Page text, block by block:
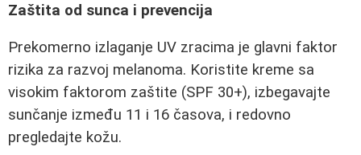
Zaštita od sunca i prevencija
Prekomerno izlaganje UV zracima je glavni faktor
rizika za razvoj melanoma. Koristite kreme sa
visokim faktorom zaštite (SPF 30+), izbegavajte
sunčanje između 11 i 16 časova, i redovno
pregledajte kožu.